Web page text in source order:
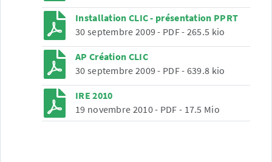
Installation CLIC - présentation PPRT
30 septembre 2009- PDF- 265.5 kio
AP Création CLIC
30 septembre 2009- PDF- 639.8 kio
IRE 2010
19 novembre 2010- PDF - 17.5 Mio